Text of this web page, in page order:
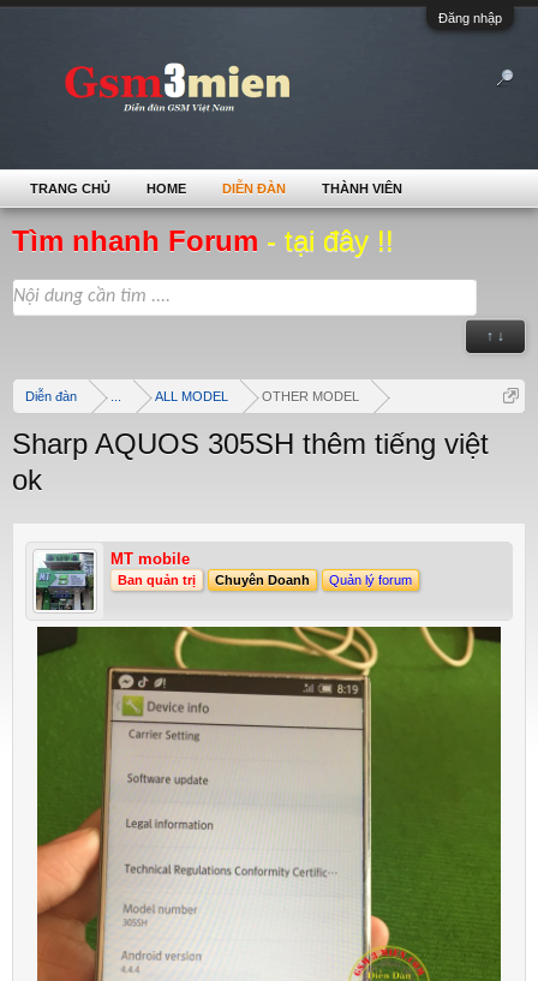
Đăng nhập
Tìm nhanh Forum - tại đây !!
↑ ↓
Diễn đàn ALL MODEL OTHER MODEL
Sharp AQUOS 305SH thêm tiếng việt
ok
MT mobile
Ban quản trị Chuyên Doanh Quản lý forum
TRANG CHỦ HOME DIỄN ĐÀN THÀNH VIÊN